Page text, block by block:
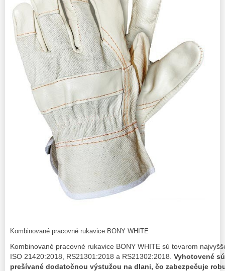
Kombinované pracovné rukavice BONY WHITE
Kombinované pracovné rukavice BONY WHITE sú tovarom
ISO 21420:2018, RS21301:2018 a RS21302:2018. Vyhotovené
prešívané dodatočnou výstužou na dlani, čo zabezpečuje